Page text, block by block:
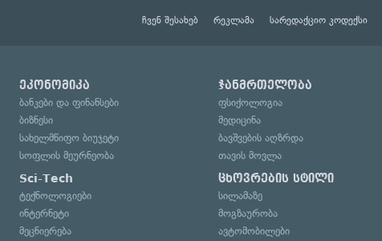
ჩვენ შესახებ რეკლამა სარედაქციო კოდექსი
ეკონომიკა
ბანკები და ფინანსები
ბიზნესი
სახელმწიფო ბიუჯეტი
სოფლის მეურნეობა
Sci-Tech
ტექნოლოგიები
ინტერნეტი
მეცნიერება
ჯანმრთელობა
ფსიქოლოგია
მედიცინა
ბავშვების აღზრდა
თავის მოვლა
ცხოვრების სტილი
სილამაზე
მოგზაურობა
ავტომობილები